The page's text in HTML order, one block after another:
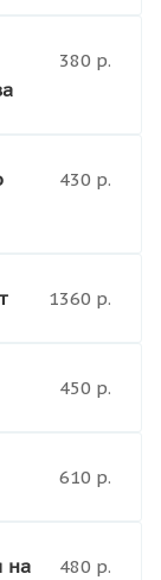
380 р.
430 р.
1360 р.
450 р.
610 р.
на
480 р.